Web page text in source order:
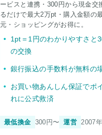
ービスと連携・300円から現金交
るだけで最大2万pt・購入金額の
元・ショッピングがお得に。
1pt＝1円のわかりやすさと
の交換
銀行振込の手数料が無料の
お買い物あんしん保証でポ
れに公式救済
最低換金 300円〜 運営 2007